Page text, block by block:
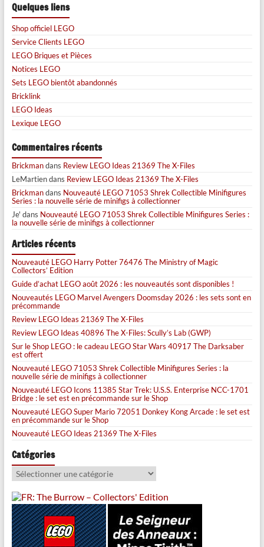
Quelques liens
Shop officiel LEGO
Service Clients LEGO
LEGO Briques et Pièces
Notices LEGO
Sets LEGO bientôt abandonnés
Bricklink
LEGO Ideas
Lexique LEGO
Commentaires récents
Brickmandans Review LEGO Ideas 21369 The X-Files
LeMartiendans Review LEGO Ideas 21369 The X-Files
Brickmandans Nouveauté LEGO 71053 Shrek Collectible Minifigures
Series : la nouvelle série de minifigs à collectionner
Je' dans Nouveauté LEGO 71053 Shrek Collectible Minifigures Series :
la nouvelle série de minifigs à collectionner
Articles récents
Nouveauté LEGO Harry Potter 76476 The Ministry of Magic
Collectors’ Edition
Guide d’achat LEGO août 2026 : les nouveautés sont disponibles !
Nouveautés LEGO Marvel Avengers Doomsday 2026 : les sets sont en
précommande
Review LEGO Ideas 21369 The X-Files
Review LEGO Ideas 40896 The X-Files: Scully’s Lab (GWP)
Sur le Shop LEGO : le cadeau LEGO Star Wars 40917 The Darksaber
est offert
Nouveauté LEGO 71053 Shrek Collectible Minifigures Series : la
nouvelle série de minifigs à collectionner
Nouveauté LEGO Icons 11385 Star Trek: U.S.S. Enterprise NCC-1701
Bridge : le set est en précommande sur le Shop
Nouveauté LEGO Super Mario 72051 Donkey Kong Arcade : le set est
en précommande sur le Shop
Nouveauté LEGO Ideas 21369 The X-Files
Catégories
Catégories